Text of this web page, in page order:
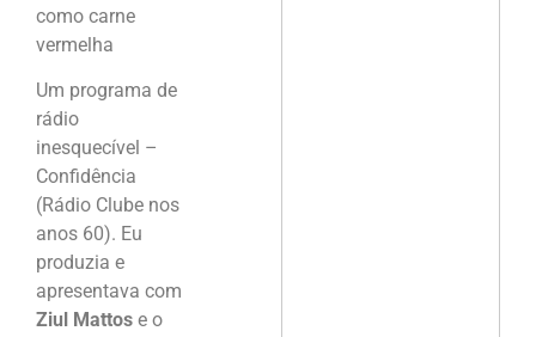
como carne
vermelha
Um programa de
rádio
inesquecível –
Confidência
(Rádio Clube nos
anos 60). Eu
produzia e
apresentava com
Ziul Mattos e o